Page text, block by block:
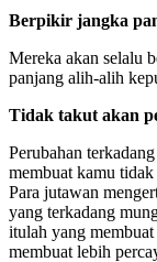
Berpikir jangka
Mereka akan selalu
panjang alih-alih
Tidak takut akan
Perubahan
membuat kamu
Para jutawan
yang terkadang
itulah yang
membuat lebih